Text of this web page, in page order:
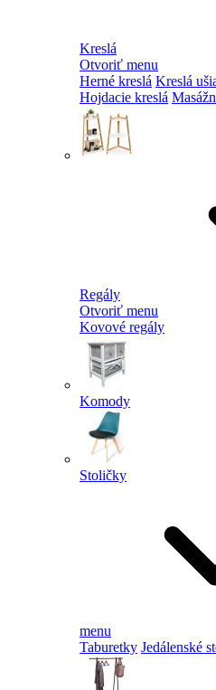
Kreslá
Otvoriť menu
Herné kreslá Kreslá
Hojdacie kreslá
Regály
Otvoriť menu
Kovové regály
Komody
Stoličky
menu
Taburetky Jedálenské